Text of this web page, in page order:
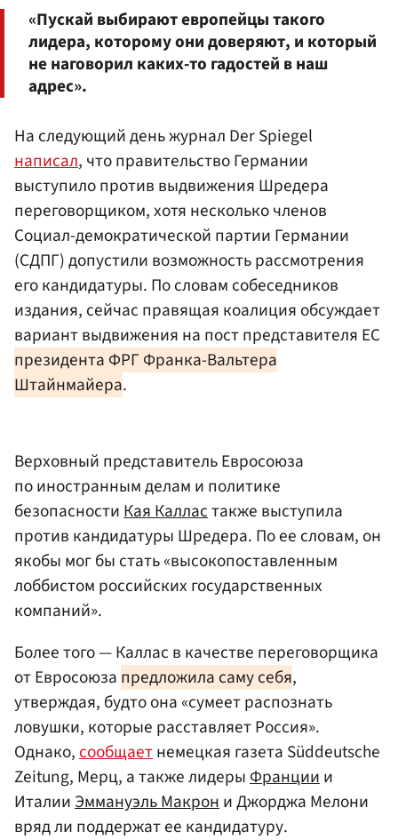
«Пускай выбирают европейцы такого
лидера, которому они доверяют, и который
не наговорил каких-то гадостей в наш
адрес».
На следующий день журнал Der Spiegel
написал, что правительство Германии
выступило против выдвижения Шредера
переговорщиком, хотя несколько членов
Социал-демократической партии Германии
(СДПГ) допустили возможность рассмотрения
его кандидатуры. По словам собеседников
издания, сейчас правящая коалиция обсуждает
вариант выдвижения на пост представителя ЕС
президента ФРГ Франка-Вальтера
Штайнмайера.
Верховный представитель Евросоюза
по иностранным делам и политике
безопасности Кая Калластакже выступила
против кандидатуры Шредера. По ее словам, он
якобы мог бы стать «высокопоставленным
лоббистом российских государственных
компаний».
Более того — Каллас в качестве переговорщика
от Евросоюза предложила саму себя,
утверждая, будто она «сумеет распознать
ловушки, которые расставляет Россия».
Однако,сообщаетнемецкая газета Süddeutsche
Zeitung, Мерц, а также лидерыФранциии
ИталииЭммануэль Макрони Джорджа Мелони
вряд ли поддержат ее кандидатуру.